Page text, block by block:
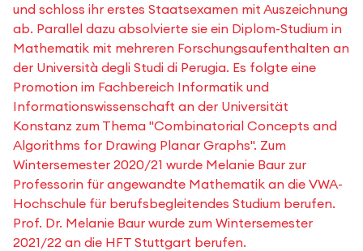
und schloss ihr erstes Staatsexamen mit Auszeichnung
ab. Parallel dazu absolvierte sie ein Diplom-Studium in
Mathematik mit mehreren Forschungsaufenthalten an
der Università degli Studi di Perugia. Es folgte eine
Promotion im Fachbereich Informatik und
Informationswissenschaft an der Universität
Konstanz zum Thema "Combinatorial Concepts and
Algorithms for Drawing Planar Graphs". Zum
Wintersemester 2020/21 wurde Melanie Baur zur
Professorin für angewandte Mathematik an die VWA-
Hochschule für berufsbegleitendes Studium berufen.
Prof. Dr. Melanie Baur wurde zum Wintersemester
2021/22 an die HFT Stuttgart berufen.